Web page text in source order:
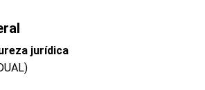
jurídica